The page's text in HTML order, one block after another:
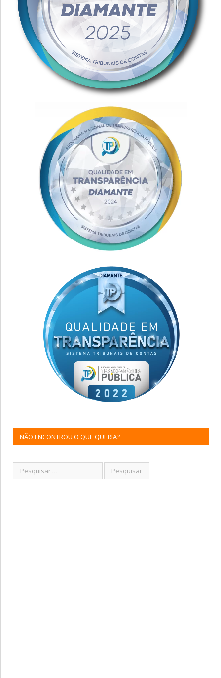
NÃO ENCONTROU O QUE QUERIA?